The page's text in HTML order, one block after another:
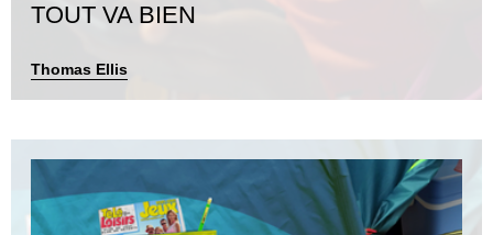
TOUT VA BIEN
Thomas Ellis